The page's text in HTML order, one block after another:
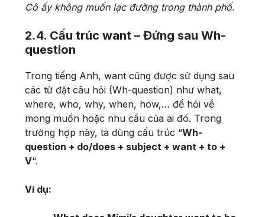
Cô ấy không muốn lạc đường trong thành phố.
2.4. Cấu trúc want – Đứng sau Wh-
question
Trong tiếng Anh, want cũng được sử dụng sau
các từ đặt câu hỏi (Wh-question) như what,
where, who, why, when, how,… để hỏi về
mong muốn hoặc nhu cầu của ai đó. Trong
trường hợp này, ta dùng cấu trúc “Wh-
question + do/does + subject + want + to +
V“.
Ví dụ: